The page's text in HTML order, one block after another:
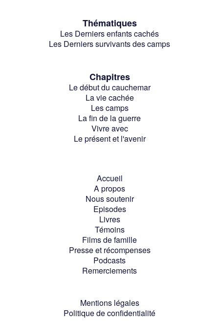
Thématiques
Les Derniers enfants cachés
Les Derniers survivants des camps
Chapitres
Le début du cauchemar
La vie cachée
Les camps
La fin de la guerre
Vivre avec
Le présent et l'avenir
Accueil
A propos
Nous soutenir
Episodes
Livres
Témoins
Films de famille
Presse et récompenses
Podcasts
Remerciements
Mentions légales
Politique de confidentialité